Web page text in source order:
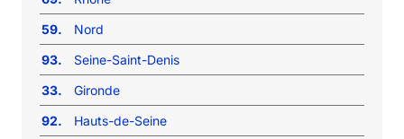
59.
Nord
93.
Seine-Saint-Denis
33.
Gironde
92.
Hauts-de-Seine